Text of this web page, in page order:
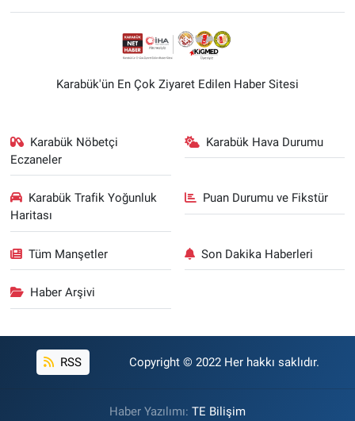
Karabük'ün En Çok Ziyaret Edilen Haber Sitesi
Karabük Nöbetçi
Eczaneler
Karabük Hava Durumu
Karabük Trafik Yoğunluk
Haritası
Puan Durumu ve Fikstür
Tüm Manşetler Son Dakika Haberleri
Haber Arşivi
RSS Copyright © 2022 Her hakkı saklıdır.
Haber Yazılımı: TE Bilişim